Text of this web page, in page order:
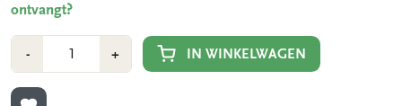
ontvangt?
-Min
1
+Plus
1
IN WINKELWAGEN